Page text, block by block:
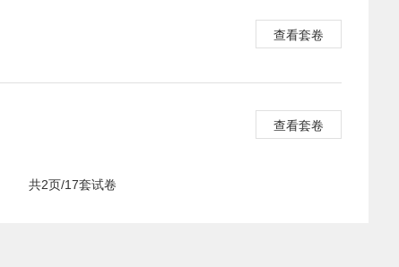
查看套卷
查看套卷
共2页/17套试卷